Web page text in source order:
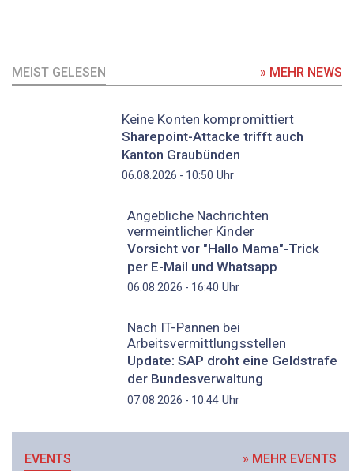
MEIST GELESEN » MEHR NEWS
Keine Konten kompromittiert
Sharepoint-Attacke trifft auch
Kanton Graubünden
06.08.2026 - 10:50 Uhr
Angebliche Nachrichten
vermeintlicher Kinder
Vorsicht vor "Hallo Mama"-Trick
per E-Mail und Whatsapp
06.08.2026 - 16:40 Uhr
Nach IT-Pannen bei
Arbeitsvermittlungsstellen
Update: SAP droht eine Geldstrafe
der Bundesverwaltung
07.08.2026 - 10:44Uhr
EVENTS » MEHR EVENTS